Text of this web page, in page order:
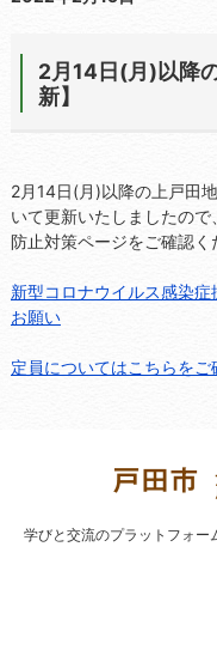
2月14日(月)以降
新】
2月14日(月)以降の上戸田
いて更新いたしましたの
防止対策ページをご確認く
新型コロナウイルス感染
お願い
定員についてはこちらをご
学びと交流のプラットフォー